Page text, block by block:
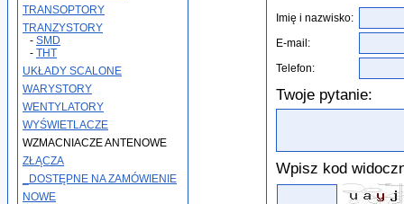
TRANSOPTORY
TRANZYSTORY
- SMD
- THT
UKŁADY SCALONE
WARYSTORY
WENTYLATORY
WYŚWIETLACZE
WZMACNIACZE ANTENOWE
ZŁĄCZA
_DOSTĘPNE NA ZAMÓWIENIE
NOWE
Imię i nazwisko:
E-mail:
Telefon:
Twoje pytanie:
Wpisz kod